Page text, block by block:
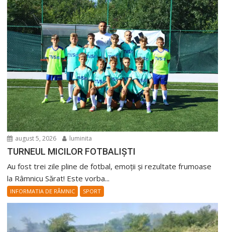
august 5, 2026 luminita
TURNEUL MICILOR FOTBALIȘTI
Au fost trei zile pline de fotbal, emoții și rezultate frumoase
la Râmnicu Sărat! Este vorba...
INFORMATIA DE RÂMNIC SPORT